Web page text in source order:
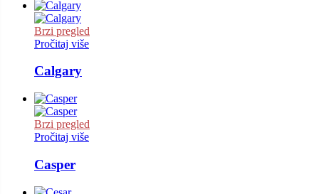
Brzi pregled
Pročitaj više
Calgary
Brzi pregled
Pročitaj više
Casper